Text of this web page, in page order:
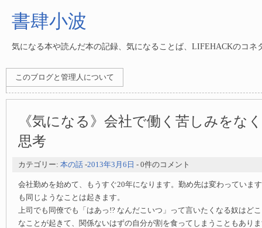
書肆小波
気になる本や読んだ本の記録、気になることば、LIFEHACKのコネ
このブログと管理人について
《気になる》会社で働く苦しみをな
思考
カテゴリー: 本の話 -2013年3月6日 - 0件のコメント
会社勤めを始めて、もうすぐ20年になります。勤め先は変わっていま
も同じようなことは起きます。
上司でも同僚でも「はあっ!? なんだこいつ」って言いたくなる奴はど
なことが起きて、関係ないはずの自分が割を食ってしまうこともあり